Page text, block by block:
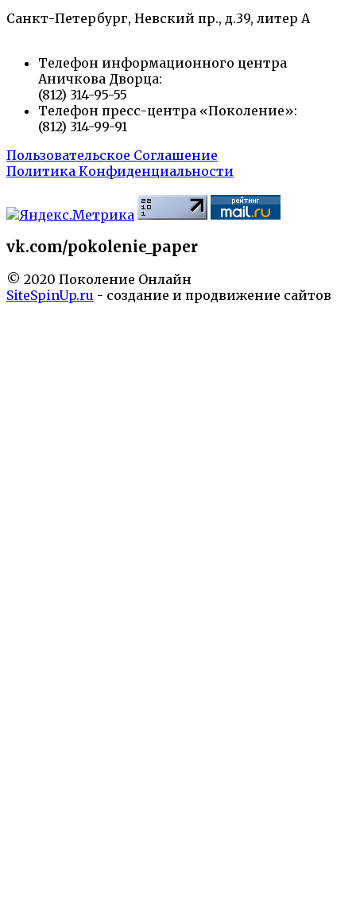
Санкт-Петербург, Невский пр., д.39, литер А
Телефон информационного центра
Аничкова Дворца:
(812) 314-95-55
Телефон пресс-центра «Поколение»:
(812) 314-99-91
Пользовательское Соглашение
Политика Конфиденциальности
vk.com/pokolenie_paper
© 2020 Поколение Онлайн
SiteSpinUp.ru - создание и продвижение сайтов